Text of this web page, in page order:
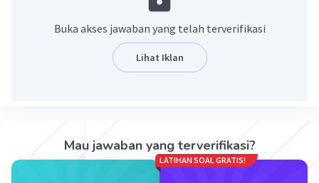
Buka akses jawaban yang telah terverifikasi
Lihat Iklan
Mau jawaban yang terverifikasi?
LATIHAN SOAL GRATIS!